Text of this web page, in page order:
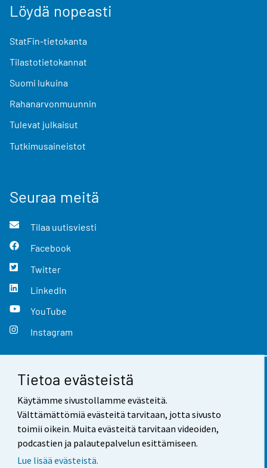
Tietoa evästeistä
Käytämme sivustollamme evästeitä.
Välttämättömiä evästeitä tarvitaan, jotta sivusto
toimii oikein. Muita evästeitä tarvitaan videoiden,
podcastien ja palautepalvelun esittämiseen.
Lue lisää evästeistä.
Löydä nopeasti
StatFin-tietokanta
Tilastotietokannat
Suomi lukuina
Rahanarvonmuunnin
Tulevat julkaisut
Tutkimusaineistot
Seuraa meitä
Tilaa uutisviesti
Facebook
Twitter
LinkedIn
YouTube
Instagram
Yhteystiedot
Palaute
Käyttöehdot